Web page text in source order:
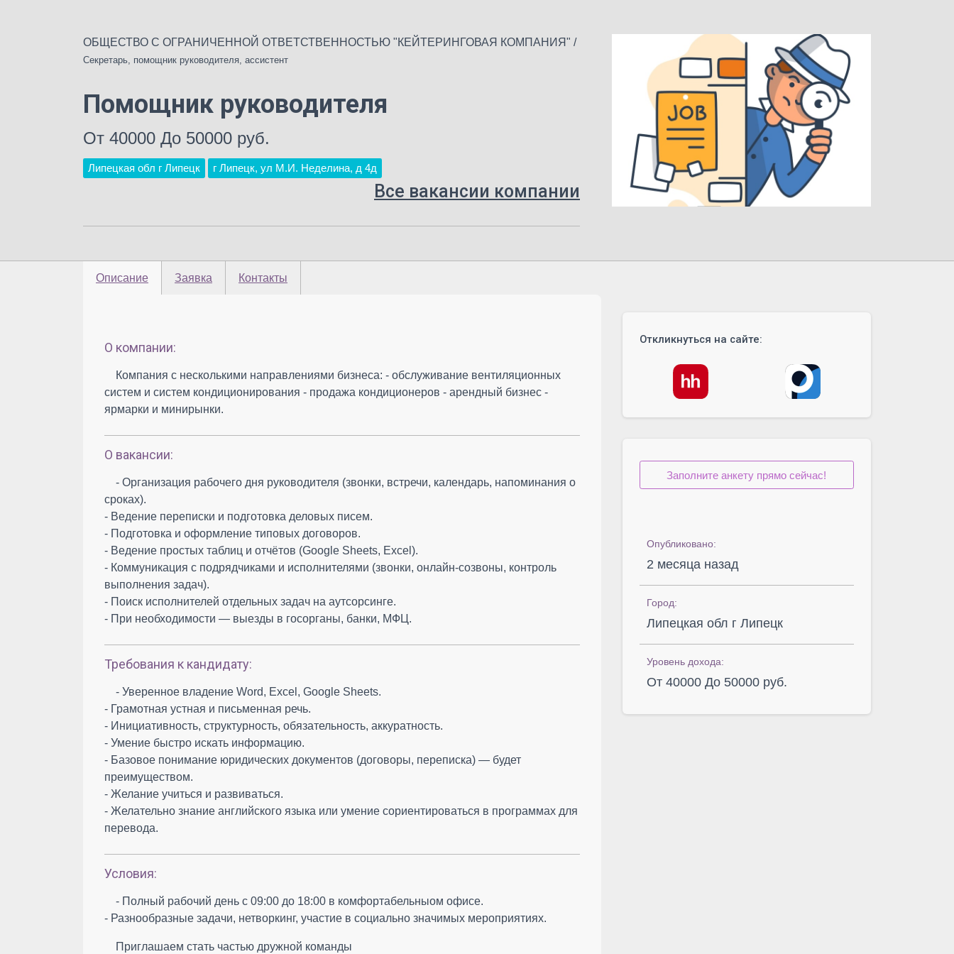
ОБЩЕСТВО С ОГРАНИЧЕННОЙ ОТВЕТСТВЕННОСТЬЮ "КЕЙТЕРИНГОВАЯ КОМПАНИЯ" /
Секретарь, помощник руководителя, ассистент
Помощник руководителя
От 40000 До 50000 руб.
Липецкая обл г Липецк г Липецк, ул М.И. Неделина, д 4д
Все вакансии компании
Описание Заявка Контакты
О компании:
Компания с несколькими направлениями бизнеса: - обслуживание вентиляционных
систем и систем кондиционирования - продажа кондиционеров - арендный бизнес -
ярмарки и минирынки.
О вакансии:
- Организация рабочего дня руководителя (звонки, встречи, календарь, напоминания о
сроках).
- Ведение переписки и подготовка деловых писем.
- Подготовка и оформление типовых договоров.
- Ведение простых таблиц и отчётов (Google Sheets, Excel).
- Коммуникация с подрядчиками и исполнителями (звонки, онлайн-созвоны, контроль
выполнения задач).
- Поиск исполнителей отдельных задач на аутсорсинге.
- При необходимости — выезды в госорганы, банки, МФЦ.
Требования к кандидату:
- Уверенное владение Word, Excel, Google Sheets.
- Грамотная устная и письменная речь.
- Инициативность, структурность, обязательность, аккуратность.
- Умение быстро искать информацию.
- Базовое понимание юридических документов (договоры, переписка) — будет
преимуществом.
- Желание учиться и развиваться.
- Желательно знание английского языка или умение сориентироваться в программах для
перевода.
Условия:
- Полный рабочий день с 09:00 до 18:00 в комфортабельныом офисе.
- Разнообразные задачи, нетворкинг, участие в социально значимых мероприятиях.
Приглашаем стать частью дружной команды
Откликнуться на сайте:
Заполните анкету прямо сейчас!
Опубликовано:
2 месяца назад
Город:
Липецкая обл г Липецк
Уровень дохода:
От 40000 До 50000 руб.